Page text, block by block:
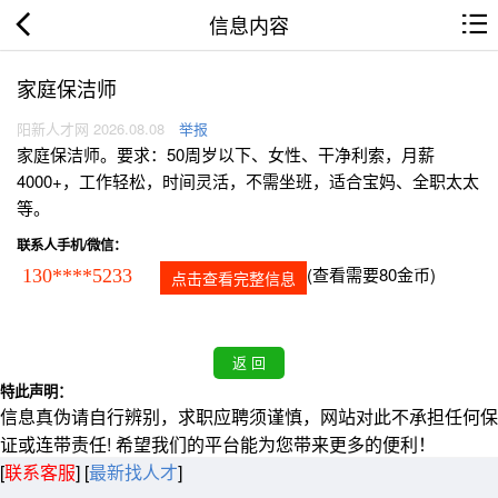
信息内容
家庭保洁师
阳新人才网 2026.08.08 举报
家庭保洁师。要求：50周岁以下、女性、干净利索，月薪
4000+，工作轻松，时间灵活，不需坐班，适合宝妈、全职太太
等。
联系人手机/微信：
130****5233 点击查看完整信息 (查看需要80金币)
特此声明：
信息真伪请自行辨别，求职应聘须谨慎，网站对此不承担任何保
证或连带责任! 希望我们的平台能为您带来更多的便利！
[联系客服] [最新找人才]